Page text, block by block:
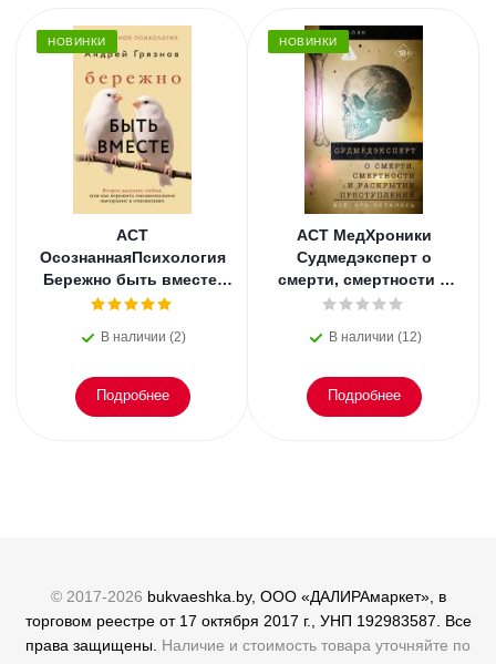
НОВИНКИ
АСТ
ОсознаннаяПсихология
Бережно быть вместе.
Второе дыхание любви,
эмоциональное
В наличии (2)
Подробнее
НОВИНКИ
АСТ МедХроники
Судмедэксперт о
смерти, смертности и
раскрытии
осталось. Блэк
В наличии (12)
Подробнее
© 2017-2026 bukvaeshka.by, ООО «ДАЛИРАмаркет», в
торговом реестре от 17 октября 2017 г., УНП 192983587. Все
права защищены. Наличие и стоимость товара уточняйте по